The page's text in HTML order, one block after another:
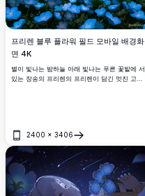
프리렌 블루 플라워 필드 모바일 배경화
면 4K
별이 빛나는 밤하늘 아래 빛나는 푸른 꽃밭에 서
있는 장송의 프리렌의 프리렌이 담긴 멋진 고해
2400 × 3406
열기